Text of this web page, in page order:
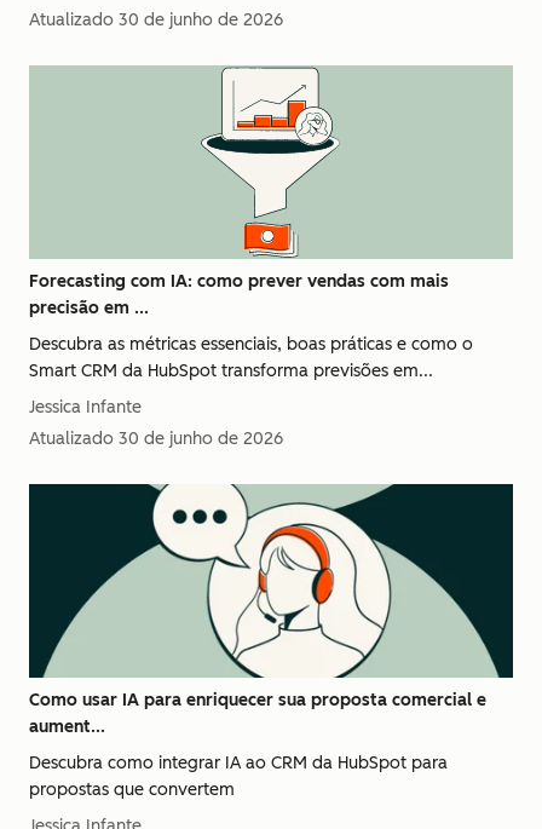
Atualizado 30 de junho de 2026
Forecasting com IA: como prever vendas com mais
precisão em ...
Descubra as métricas essenciais, boas práticas e como o
Smart CRM da HubSpot transforma previsões em...
Jessica Infante
Atualizado 30 de junho de 2026
Como usar IA para enriquecer sua proposta comercial e
aument...
Descubra como integrar IA ao CRM da HubSpot para
propostas que convertem